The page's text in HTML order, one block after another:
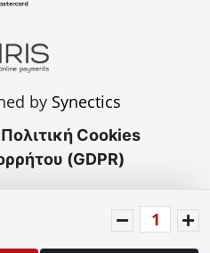
by Synectics
Πολιτική Cookies
(GDPR)